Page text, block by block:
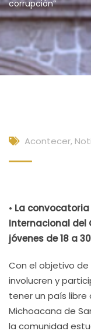
corrupción”
Acontecer,
• La
Internacional del
jóvenes de 18 a
Con el objetivo
involucren y
tener un país libre
Michoacana de
la comunidad